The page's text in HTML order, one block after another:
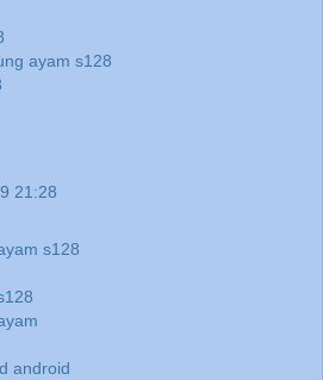
ayam s128
21:28
s128
android